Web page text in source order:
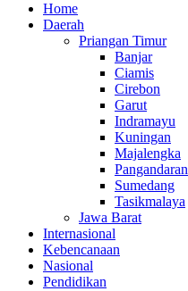
Home
Daerah
Priangan Timur
Banjar
Ciamis
Cirebon
Garut
Indramayu
Kuningan
Majalengka
Pangandaran
Sumedang
Tasikmalaya
Jawa Barat
Internasional
Kebencanaan
Nasional
Pendidikan